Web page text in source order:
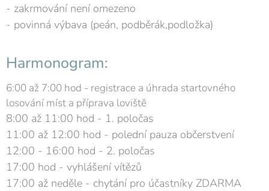
- zakrmování není omezeno
- povinná výbava (peán, podběrák,podložka)
Harmonogram:
6:00 až 7:00 hod - registrace a úhrada startovného
losování míst a příprava loviště
8:00 až 11:00 hod - 1. poločas
11:00 až 12:00 hod - polední pauza občerstvení
12:00 - 16:00 hod - 2. poločas
17:00 hod - vyhlášení vítězů
17:00 až neděle - chytání pro účastníky ZDARMA